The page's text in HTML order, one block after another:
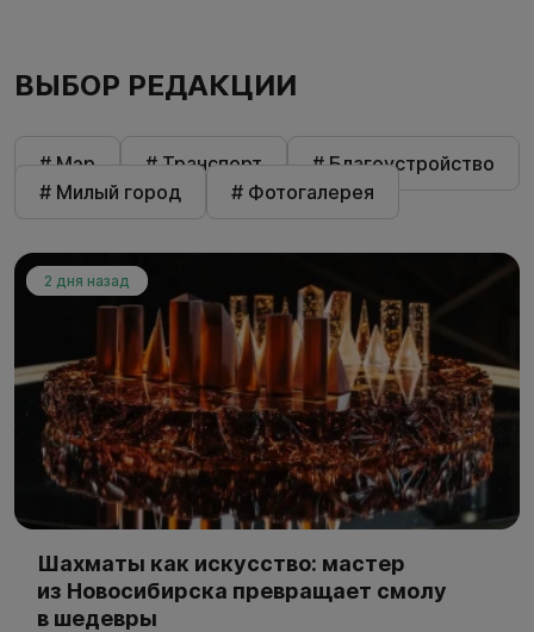
ВЫБОР РЕДАКЦИИ
# Мэр # Транспорт
# Благоустройство
# Милый город
# Фотогалерея
2 дня назад
Шахматы как искусство: мастер
из Новосибирска превращает смолу
в шедевры